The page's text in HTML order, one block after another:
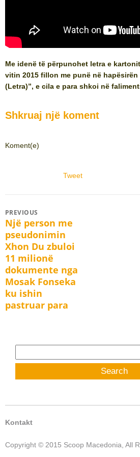
Me idenë të përpunohet letra e
vitin 2015 fillon me punë në
(Letra)”, e cila e para shkoi në
Shkruaj një koment
Koment(e)
Tweet
Post
navigation
PREVIOUS
Previous
post:
Një person me
pseudonimin
Xhon Du zbuloi
11 milionë
dokumente nga
Mosak Fonseka
ku ishin
pastruar para
for:
Kontakt
Copyright © 2015 Scoop Macedonia, All